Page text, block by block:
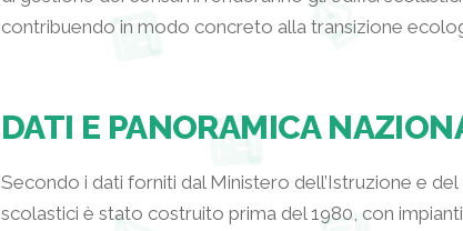
contribuendo in modo concreto alla transizione
DATI E PANORAMICA
Secondo i dati forniti dal Ministero dell’Istruzione e
scolastici è stato costruito prima del 1980, con